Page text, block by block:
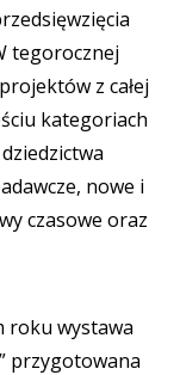
tegorocznej
z całej
kategoriach
nowe i
czasowe oraz
roku wystawa
przygotowana